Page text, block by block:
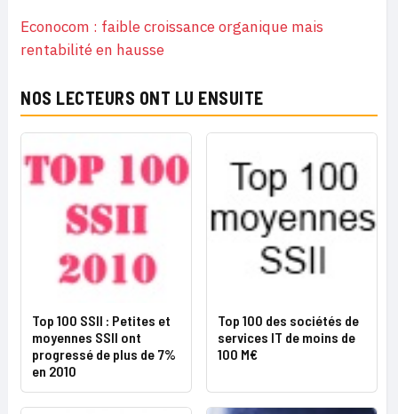
Econocom : faible croissance organique mais
rentabilité en hausse
NOS LECTEURS ONT LU ENSUITE
Top 100 SSII : Petites et
moyennes SSII ont
progressé de plus de 7%
en 2010
Top 100 des sociétés de
services IT de moins de
100 M€